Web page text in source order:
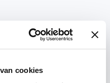
cookies